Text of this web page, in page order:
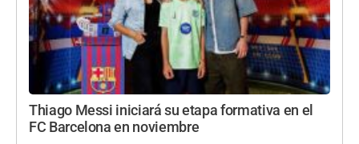
Thiago Messi iniciará su etapa formativa en el
FC Barcelona en noviembre